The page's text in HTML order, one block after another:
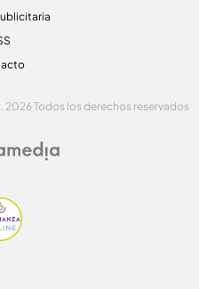
Todos los derechos reservados